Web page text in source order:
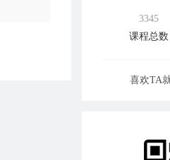
3345
课程总数
喜欢TA